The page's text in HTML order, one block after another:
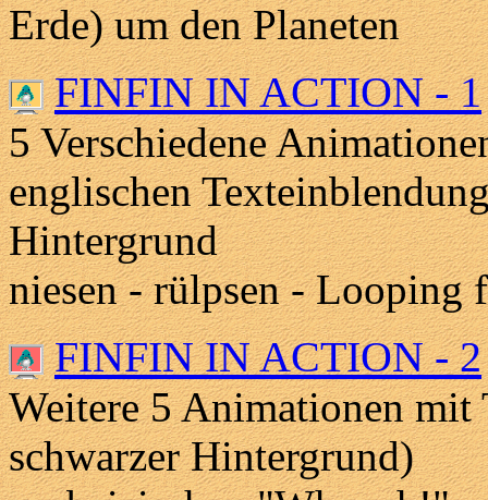
Erde) um den Planeten
FINFIN IN ACTION - 1
5 Verschiedene
englischen
Hintergrund
niesen - rülpsen - Looping
FINFIN IN ACTION - 2
Weitere 5 Animationen mit
schwarzer Hintergrund)